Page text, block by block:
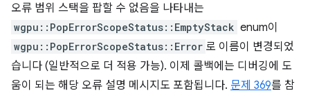
오류 범위 스택을 팝할 수 없음을 나타내는
wgpu::PopErrorScopeStatus::EmptyStack enum이
wgpu::PopErrorScopeStatus::Error 로 이름이 변경되었
습니다 (일반적으로 더 적용 가능). 이제 콜백에는 디버깅에 도
움이 되는 해당 오류 설명 메시지도 포함됩니다. 문제 369를 참